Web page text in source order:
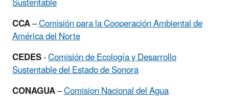
CCA–Comisión para la Cooperación Ambiental de
América del Norte
CEDES-Comisión de Ecología y Desarrollo
Sustentable del Estado de Sonora
CONAGUA–Comision Nacional del Agua